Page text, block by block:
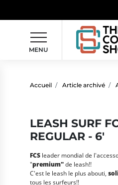
MENU
Accueil Article archivé
LEASH SURF
REGULAR - 6'
FCS leader mondial de
"premium"de leash!!
C'est le leash le plus abouti,
tous les surfeurs!!